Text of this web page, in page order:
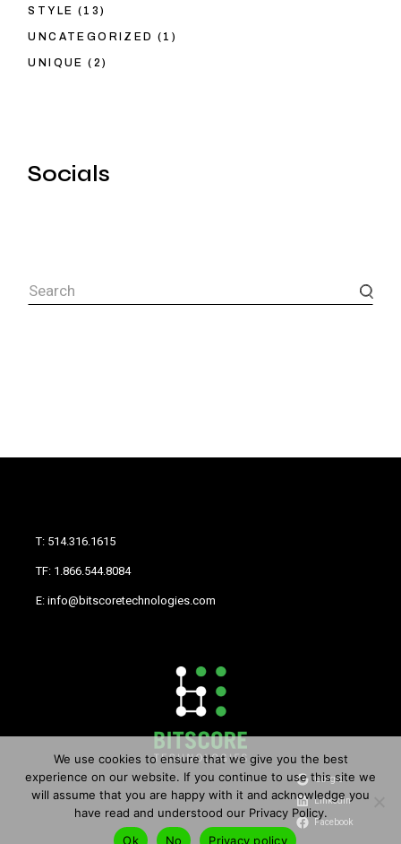
STYLE (13)
UNCATEGORIZED (1)
UNIQUE (2)
Socials
T: 514.316.1615
TF: 1.866.544.8084
E: info@bitscoretechnologies.com
Google
LinkedIn
Facebook
We use cookies to ensure that we give you the best
experience on our website. If you continue to use this site we
will assume that you are happy with it and acknowledge you
have read and understood our Privacy Policy.
Ok
No Privacy policy